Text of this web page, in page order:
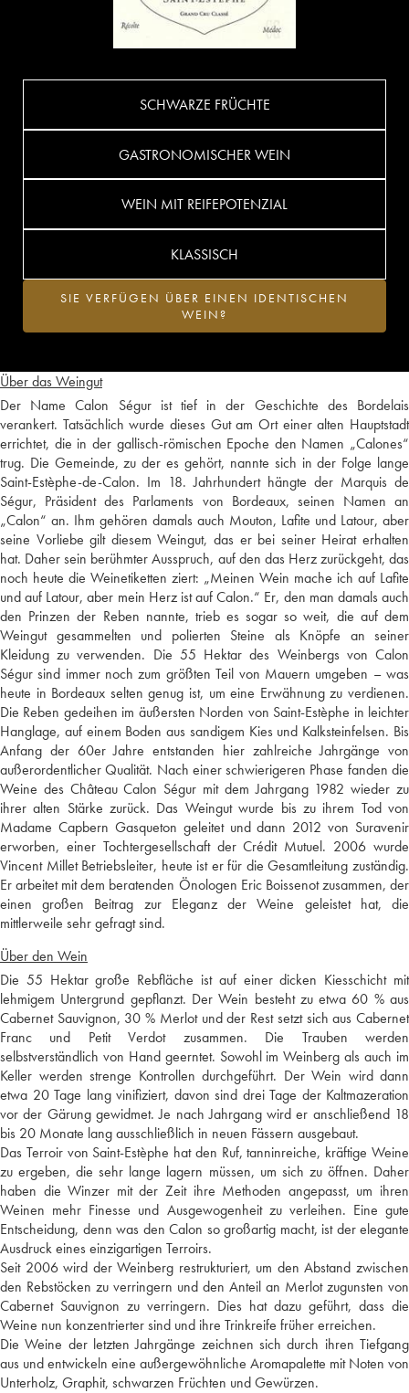
Über das Weingut
Der Name Calon Ségur ist tief in der Geschichte des Bordelais
verankert. Tatsächlich wurde dieses Gut am Ort einer alten Hauptstadt
errichtet, die in der gallisch-römischen Epoche den Namen „Calones“
trug. Die Gemeinde, zu der es gehört, nannte sich in der Folge lange
Saint-Estèphe-de-Calon. Im 18. Jahrhundert hängte der Marquis de
Ségur, Präsident des Parlaments von Bordeaux, seinen Namen an
„Calon“ an. Ihm gehören damals auch Mouton, Lafite und Latour, aber
seine Vorliebe gilt diesem Weingut, das er bei seiner Heirat erhalten
hat. Daher sein berühmter Ausspruch, auf den das Herz zurückgeht, das
noch heute die Weinetiketten ziert: „Meinen Wein mache ich auf Lafite
und auf Latour, aber mein Herz ist auf Calon.“ Er, den man damals auch
den Prinzen der Reben nannte, trieb es sogar so weit, die auf dem
Weingut gesammelten und polierten Steine als Knöpfe an seiner
Kleidung zu verwenden. Die 55 Hektar des Weinbergs von Calon
Ségur sind immer noch zum größten Teil von Mauern umgeben – was
heute in Bordeaux selten genug ist, um eine Erwähnung zu verdienen.
Die Reben gedeihen im äußersten Norden von Saint-Estèphe in leichter
Hanglage, auf einem Boden aus sandigem Kies und Kalksteinfelsen. Bis
Anfang der 60er Jahre entstanden hier zahlreiche Jahrgänge von
außerordentlicher Qualität. Nach einer schwierigeren Phase fanden die
Weine des Château Calon Ségur mit dem Jahrgang 1982 wieder zu
ihrer alten Stärke zurück. Das Weingut wurde bis zu ihrem Tod von
Madame Capbern Gasqueton geleitet und dann 2012 von Suravenir
erworben, einer Tochtergesellschaft der Crédit Mutuel. 2006 wurde
Vincent Millet Betriebsleiter, heute ist er für die Gesamtleitung zuständig.
Er arbeitet mit dem beratenden Önologen Eric Boissenot zusammen, der
einen großen Beitrag zur Eleganz der Weine geleistet hat, die
mittlerweile sehr gefragt sind.
Über den Wein
Die 55 Hektar große Rebfläche ist auf einer dicken Kiesschicht mit
lehmigem Untergrund gepflanzt. Der Wein besteht zu etwa 60 % aus
Cabernet Sauvignon, 30 % Merlot und der Rest setzt sich aus Cabernet
Franc und Petit Verdot zusammen. Die Trauben werden
selbstverständlich von Hand geerntet. Sowohl im Weinberg als auch im
Keller werden strenge Kontrollen durchgeführt. Der Wein wird dann
etwa 20 Tage lang vinifiziert, davon sind drei Tage der Kaltmazeration
vor der Gärung gewidmet. Je nach Jahrgang wird er anschließend 18
bis 20 Monate lang ausschließlich in neuen Fässern ausgebaut.
Das Terroir von Saint-Estèphe hat den Ruf, tanninreiche, kräftige Weine
zu ergeben, die sehr lange lagern müssen, um sich zu öffnen. Daher
haben die Winzer mit der Zeit ihre Methoden angepasst, um ihren
Weinen mehr Finesse und Ausgewogenheit zu verleihen. Eine gute
Entscheidung, denn was den Calon so großartig macht, ist der elegante
Ausdruck eines einzigartigen Terroirs.
Seit 2006 wird der Weinberg restrukturiert, um den Abstand zwischen
den Rebstöcken zu verringern und den Anteil an Merlot zugunsten von
Cabernet Sauvignon zu verringern. Dies hat dazu geführt, dass die
Weine nun konzentrierter sind und ihre Trinkreife früher erreichen.
Die Weine der letzten Jahrgänge zeichnen sich durch ihren Tiefgang
aus und entwickeln eine außergewöhnliche Aromapalette mit Noten von
Unterholz, Graphit, schwarzen Früchten und Gewürzen.
SCHWARZE FRÜCHTE
GASTRONOMISCHER WEIN
WEIN MIT REIFEPOTENZIAL
KLASSISCH
SIE VERFÜGEN ÜBER EINEN IDENTISCHEN
WEIN?